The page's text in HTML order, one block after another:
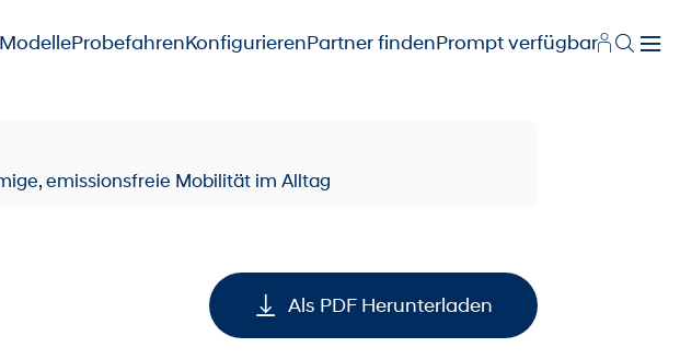
ModelleProbefahrenKonfigurierenPartner findenPrompt verfügbar
emissionsfreie Mobilität im Alltag
Als PDF Herunterladen